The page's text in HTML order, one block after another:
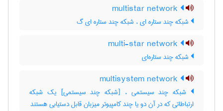
شبکه چند ستاره ای ، شبکه چند ستاره ای گ
شبکه چند ستاره‌ای
شبکه چند سیستمی ، [شبکه چند سیستمی] یک شبکه
ارتباطاتی که در آن دو یا چند کامپیوتر میزبان قابل دستیابی هستند